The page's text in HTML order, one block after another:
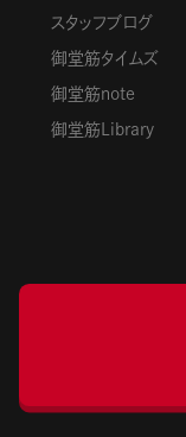
スタッフブログ
御堂筋タイムズ
御堂筋note
御堂筋Library